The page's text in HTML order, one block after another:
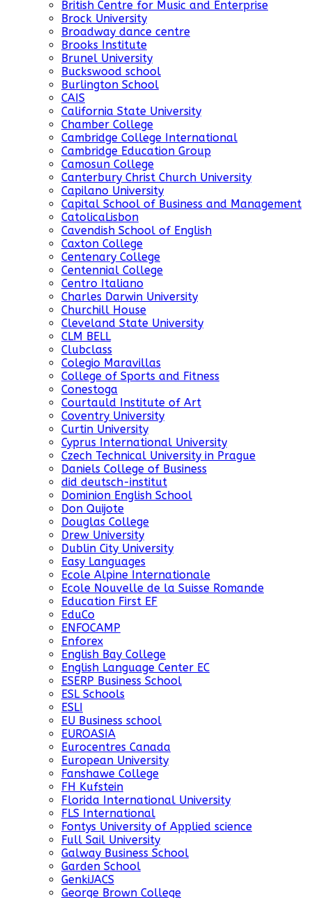
British Centre for Music and Enterprise
Brock University
Broadway dance centre
Brooks Institute
Brunel University
Buckswood school
Burlington School
CAIS
California State University
Chamber College
Cambridge College International
Cambridge Education Group
Camosun College
Canterbury Christ Church University
Capilano University
Capital School of Business and Management
CatolicaLisbon
Cavendish School of English
Caxton College
Centenary College
Centennial College
Centro Italiano
Charles Darwin University
Churchill House
Cleveland State University
CLM BELL
Clubclass
Colegio Maravillas
College of Sports and Fitness
Conestoga
Courtauld Institute of Art
Coventry University
Curtin University
Cyprus International University
Czech Technical University in Prague
Daniels College of Business
did deutsch-institut
Dominion English School
Don Quijote
Douglas College
Drew University
Dublin City University
Easy Languages
Ecole Alpine Internationale
Ecole Nouvelle de la Suisse Romande
Education First EF
EduCo
ENFOCAMP
Enforex
English Bay College
English Language Center EC
ESERP Business School
ESL Schools
ESLI
EU Business school
EUROASIA
Eurocentres Canada
European University
Fanshawe College
FH Kufstein
Florida International University
FLS International
Fontys University of Applied science
Full Sail University
Galway Business School
Garden School
GenkiJACS
George Brown College